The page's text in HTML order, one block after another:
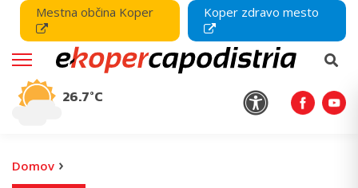
Mestna občina Koper Koper zdravo mesto
26.7°C
Domov ›